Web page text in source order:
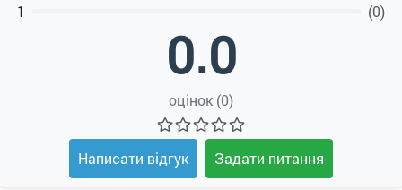
1
(0)
0.0
оцінок (0)
Написати відгук Задати питання